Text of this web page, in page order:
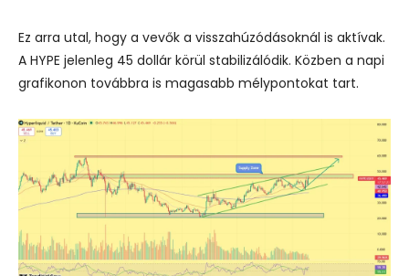
Ez arra utal, hogy a vevők a visszahúzódásoknál is aktívak.
A HYPE jelenleg 45 dollár körül stabilizálódik. Közben a napi
grafikonon továbbra is magasabb mélypontokat tart.